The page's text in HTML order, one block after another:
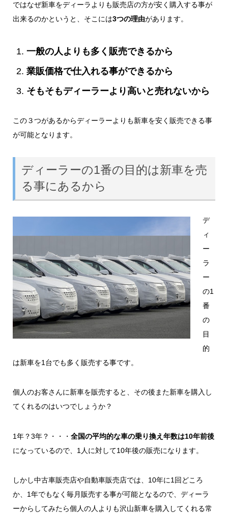
ではなぜ新車をディーラよりも販売店の方が安く購入する事が
出来るのかというと、そこには3つの理由があります。
一般の人よりも多く販売できるから
業販価格で仕入れる事ができるから
そもそもディーラーより高いと売れないから
この３つがあるからディーラーよりも新車を安く販売できる事
が可能となります。
ディーラーの1番の目的は新車を売
る事にあるから
デ
ィ
ー
ラ
ー
の1
番
の
目
的
は新車を1台でも多く販売する事です。
個人のお客さんに新車を販売すると、その後また新車を購入し
てくれるのはいつでしょうか？
1年？3年？・・・ 全国の平均的な車の乗り換え年数は10年前後
になっているので、1人に対して10年後の販売になります。
しかし中古車販売店や自動車販売店では、10年に1回どころ
か、1年でもなく毎月販売する事が可能となるので、ディーラ
ーからしてみたら個人の人よりも沢山新車を購入してくれる常